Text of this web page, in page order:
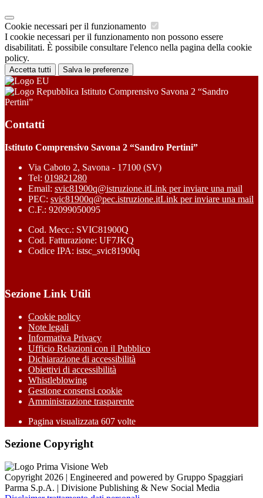
Cookie necessari per il funzionamento
I cookie necessari per il funzionamento non possono essere
disabilitati. È possibile consultare l'elenco nella pagina della cookie
policy.
Accetta tutti Salva le preferenze
Istituto Comprensivo Savona 2 “Sandro
Pertini”
Contatti
Istituto Comprensivo Savona 2 “Sandro Pertini”
Via Caboto 2, Savona - 17100 (SV)
Tel: 019821280
Email: svic81900q@istruzione.itLink per inviare una mail
PEC: svic81900q@pec.istruzione.itLink per inviare una mail
C.F.: 92099050095
Cod. Mecc.: SVIC81900Q
Cod. Fatturazione: UF7JKQ
Codice IPA: istsc_svic81900q
Sezione Link Utili
Cookie policy
Note legali
Informativa Privacy
Ufficio Relazioni con il Pubblico
Dichiarazione di accessibilità
Obiettivi di accessibilità
Whistleblowing
Gestione consensi cookie
Amministrazione trasparente
Pagina visualizzata 607 volte
Sezione Copyright
Copyright 2026 | Engineered and powered by Gruppo Spaggiari
Parma S.p.A. | Divisione Publishing & New Social Media